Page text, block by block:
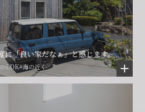
に「良い家だなぁ」と感じます。
LDK#海の近く